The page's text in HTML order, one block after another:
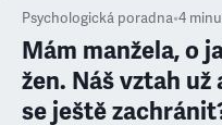
Psychologická poradna•4
Mám manžela, o
žen. Náš vztah už
se ještě